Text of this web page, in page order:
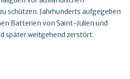
schützen. Jahrhunderts aufgegeben
Batterien von Saint-Julien und
später weitgehend zerstört.